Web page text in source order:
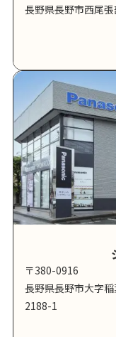
長野県長野市西尾
〒380-0916
長野県長野市大字
2188-1